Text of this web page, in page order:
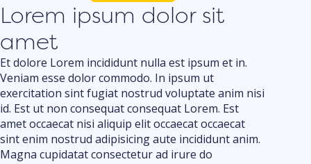
Lorem ipsum dolor sit
amet
Et dolore Lorem incididunt nulla est ipsum et in.
Veniam esse dolor commodo. In ipsum ut
exercitation sint fugiat nostrud voluptate anim nisi
id. Est ut non consequat consequat Lorem. Est
amet occaecat nisi aliquip elit occaecat occaecat
sint enim nostrud adipisicing aute incididunt anim.
Magna cupidatat consectetur ad irure do